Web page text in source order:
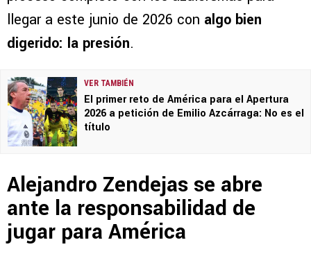
llegar a este junio de 2026 con algo bien
digerido: la presión.
VER TAMBIÉN
El primer reto de América para el Apertura
2026 a petición de Emilio Azcárraga: No es el
título
Alejandro Zendejas se abre
ante la responsabilidad de
jugar para América